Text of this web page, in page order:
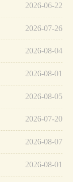
2026-06-22
2026-07-26
2026-08-04
2026-08-01
2026-08-05
2026-07-20
2026-08-07
2026-08-01